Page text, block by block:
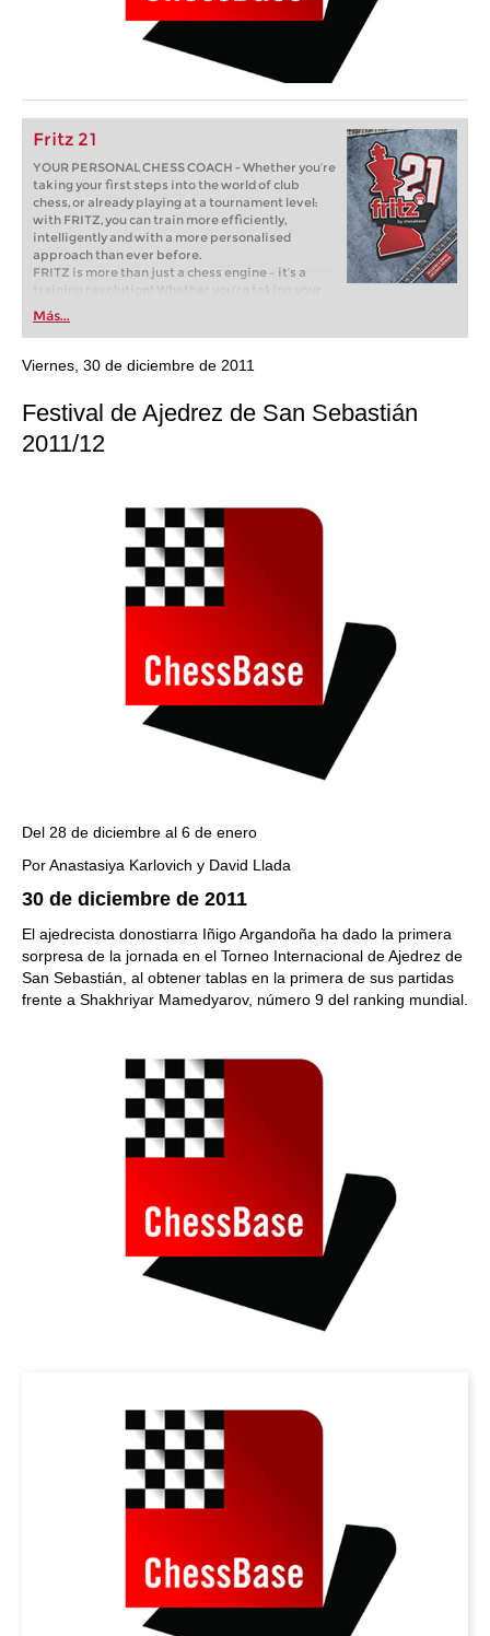
Fritz 21
YOUR PERSONAL CHESS COACH - Whether you’re
taking your first steps into the world of club
chess, or already playing at a tournament level:
with FRITZ, you can train more efficiently,
intelligently and with a more personalised
approach than ever before.
FRITZ is more than just a chess engine – it’s a
training revolution! Whether you’re taking your
first steps into the world of club chess, or already
playing at a tournament level: with FRITZ, you can
train more efficiently, intelligently and with a
more personalised approach than ever before.
Más...
Viernes, 30 de diciembre de 2011
Festival de Ajedrez de San Sebastián
2011/12
Del 28 de diciembre al 6 de enero
Por Anastasiya Karlovich y David Llada
30 de diciembre de 2011
El ajedrecista donostiarra Iñigo Argandoña ha dado la primera
sorpresa de la jornada en el Torneo Internacional de Ajedrez de
San Sebastián, al obtener tablas en la primera de sus partidas
frente a Shakhriyar Mamedyarov, número 9 del ranking mundial.